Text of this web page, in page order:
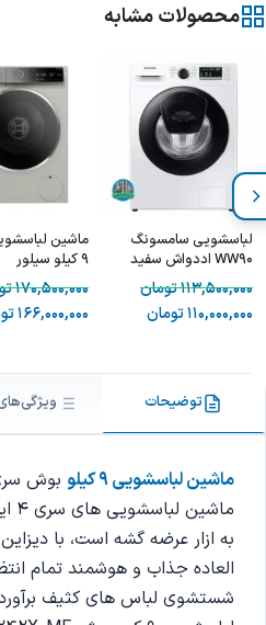
محصولات مشابه
لباسشویی سامسونگ
WW90 اددواش سفید
113,500,000تومان
110,000,000تومان
ماشین
9 کیلو سیلور
WGB244AXGC
170,500,000
166,000,000
توضیحات
ماشین لباسشویی 9 کیلو
به ازار عرضه گشه است، با
العاده جذاب و هوشمند تمام
شستشوی لباس های کثیف